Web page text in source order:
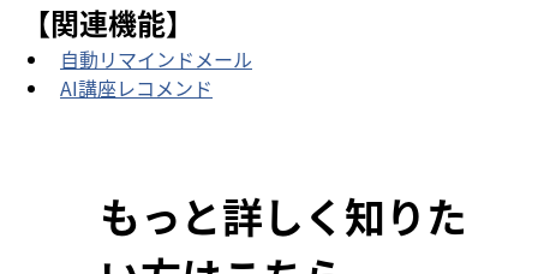
【関連機能】
自動リマインドメール
AI講座レコメンド
もっと詳しく知りた